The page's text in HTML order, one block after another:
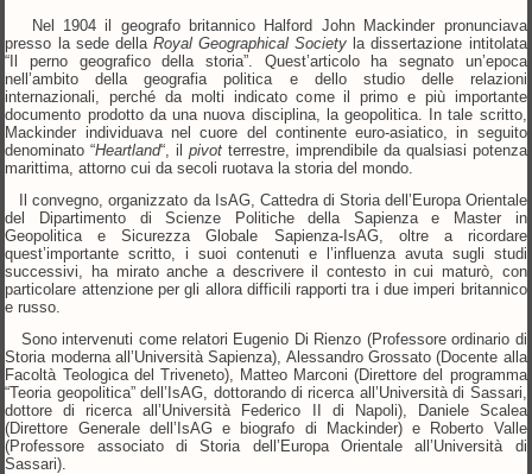
Nel 1904 il geografo britannico Halford John Mackinder pronunciava
presso la sede della Royal Geographical Society la dissertazione intitolata
“Il perno geografico della storia”. Quest’articolo ha segnato un’epoca
nell’ambito della geografia politica e dello studio delle relazioni
internazionali, perché da molti indicato come il primo e più importante
documento prodotto da una nuova disciplina, la geopolitica. In tale scritto,
Mackinder individuava nel cuore del continente euro-asiatico, in seguito
denominato “Heartland“, ilpivot terrestre, imprendibile da qualsiasi potenza
marittima, attorno cui da secoli ruotava la storia del mondo.
Il convegno, organizzato da IsAG, Cattedra di Storia dell’Europa Orientale
del Dipartimento di Scienze Politiche della Sapienza e Master in
Geopolitica e Sicurezza Globale Sapienza-IsAG, oltre a ricordare
quest’importante scritto, i suoi contenuti e l’influenza avuta sugli studi
successivi, ha mirato anche a descrivere il contesto in cui maturò, con
particolare attenzione per gli allora difficili rapporti tra i due imperi britannico
e russo.
Sono intervenuti come relatori Eugenio Di Rienzo (Professore ordinario di
Storia moderna all’Università Sapienza), Alessandro Grossato (Docente alla
Facoltà Teologica del Triveneto), Matteo Marconi (Direttore del programma
“Teoria geopolitica” dell’IsAG, dottorando di ricerca all’Università di Sassari,
dottore di ricerca all’Università Federico II di Napoli), Daniele Scalea
(Direttore Generale dell’IsAG e biografo di Mackinder) e Roberto Valle
(Professore associato di Storia dell’Europa Orientale all’Università di
Sassari).